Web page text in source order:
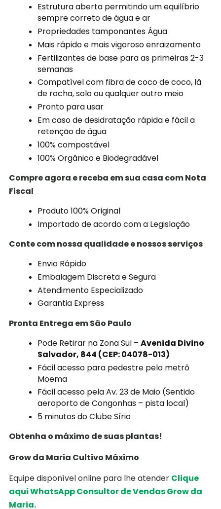
Estrutura aberta permitindo um equilíbrio
sempre correto de água e ar
Propriedades tamponantes Água
Mais rápido e mais vigoroso enraizamento
Fertilizantes de base para as primeiras 2-3
semanas
Compatível com fibra de coco de coco, lã
de rocha, solo ou qualquer outro meio
Pronto para usar
Em caso de desidratação rápida e fácil a
retenção de água
100% compostável
100% Orgânico e Biodegradável
Compre agora e receba em sua casa com Nota
Fiscal
Produto 100% Original
Importado de acordo com a Legislação
Conte com nossa qualidade e nossos serviços
Envio Rápido
Embalagem Discreta e Segura
Atendimento Especializado
Garantia Express
Pronta Entrega em São Paulo
Pode Retirar na Zona Sul –Avenida Divino
Salvador, 844 (CEP: 04078-013)
Fácil acesso para pedestre pelo metrô
Moema
Fácil acesso pela Av. 23 de Maio (Sentido
aeroporto de Congonhas – pista local)
5 minutos do Clube Sírio
Obtenha o máximo de suas plantas!
Grow da Maria Cultivo Máximo
Equipe disponível online para lhe atender Clique
aqui WhatsApp Consultor de Vendas Grow da
Maria.